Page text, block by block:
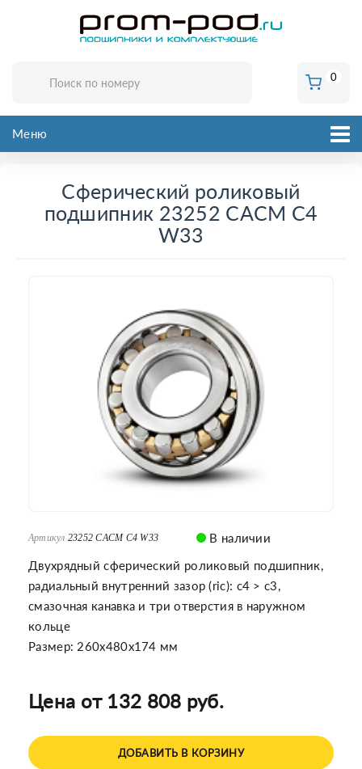
0
Меню
Сферический роликовый
подшипник 23252 CACM C4
W33
Артикул 23252 CACM C4 W33
В наличии
Двухрядный сферический роликовый подшипник,
радиальный внутренний зазор (ric): c4 > c3,
смазочная канавка и три отверстия в наружном
кольце
Размер: 260x480x174 мм
Цена от 132 808 руб.
ДОБАВИТЬ В КОРЗИНУ